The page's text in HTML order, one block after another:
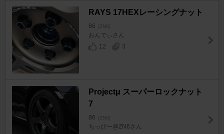
RAYS 17HEXレーシングナット
86 [ZN6]
おんでぃさん
12
3
Projectμ スーパーロックナット
7
86 [ZN6]
ちっぴー@ZN6さん